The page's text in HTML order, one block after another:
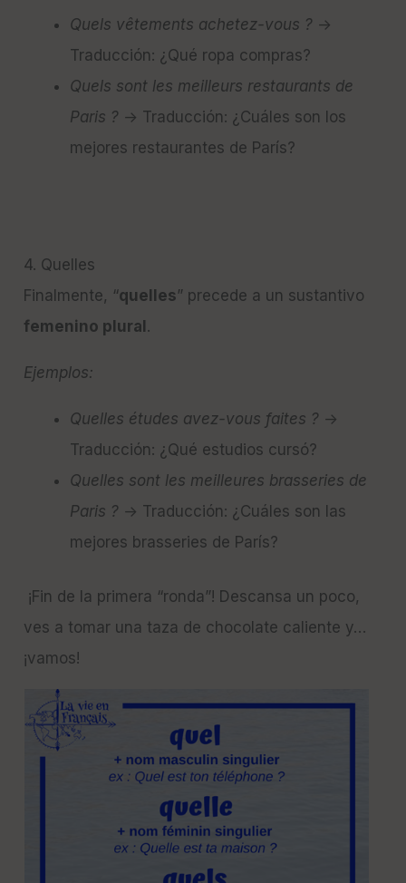
Quels vêtements achetez-vous ? →
Traducción: ¿Qué ropa compras?
Quels sont les meilleurs restaurants de
Paris ? → Traducción: ¿Cuáles son los
mejores restaurantes de París?
4. Quelles
Finalmente, “quelles” precede a un sustantivo
femenino plural .
Ejemplos:
Quelles études avez-vous faites ? →
Traducción: ¿Qué estudios cursó?
Quelles sont les meilleures brasseries de
Paris ? → Traducción: ¿Cuáles son las
mejores brasseries de París?
¡Fin de la primera “ronda”! Descansa un poco,
ves a tomar una taza de chocolate caliente y…
¡vamos!